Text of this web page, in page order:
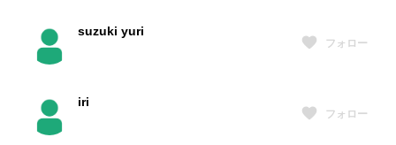
suzuki yuri
フォロー
iri
フォロー